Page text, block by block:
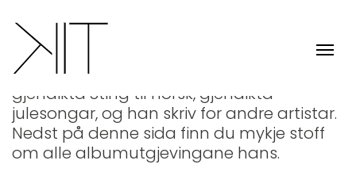
Kjell Inge Torgersen har gjennom fleire tiår
skrive songar og tekstar, han har
gjendikta Sting til norsk, gjendikta
julesongar, og han skriv for andre artistar.
Nedst på denne sida finn du mykje stoff
om alle albumutgjevingane hans.